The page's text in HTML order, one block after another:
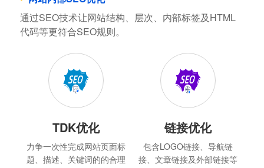
通过SEO技术让网站结构、层次、内部标签及HTML
代码等更符合SEO规则。
TDK优化
力争一次性完成网站页面标
题、描述、关键词的的合理
链接优化
包含LOGO链接、导航链
接、文章链接及外部链接等